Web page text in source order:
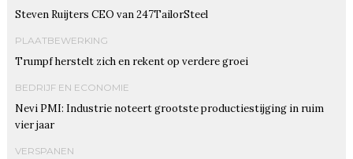
Steven Ruijters CEO van 247TailorSteel
PLAATBEWERKING
Trumpf herstelt zich en rekent op verdere groei
BEDRIJF EN ECONOMIE
Nevi PMI: Industrie noteert grootste productiestijging in ruim
vier jaar
VERSPANEN